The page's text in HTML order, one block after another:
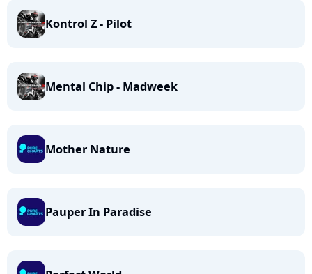
Kontrol Z - Pilot
Mental Chip - Madweek
Mother Nature
Pauper In Paradise